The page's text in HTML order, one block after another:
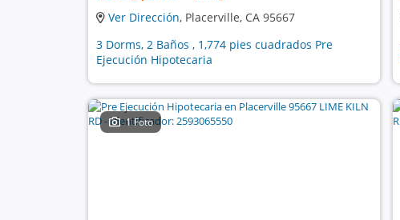
Ver Dirección, Placerville, CA 95667
3 Dorms, 2 Baños , 1,774 pies cuadrados Pre
Ejecución Hipotecaria
1 Foto